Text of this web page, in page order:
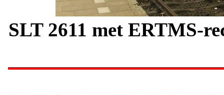
SLT 2611 met ERTMS-